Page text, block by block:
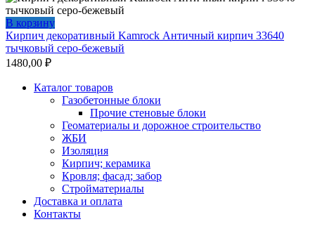
В корзину
Кирпич декоративный Kamrock Античный кирпич 33640
тычковый серо-бежевый
1480,00 ₽
Каталог товаров
Газобетонные блоки
Прочие стеновые блоки
Геоматериалы и дорожное строительство
ЖБИ
Изоляция
Кирпич; керамика
Кровля; фасад; забор
Стройматериалы
Доставка и оплата
Контакты